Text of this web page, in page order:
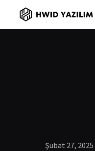
Şubat 27, 2025